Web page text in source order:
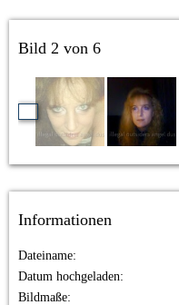
Bild 2 von 6
Informationen
Dateiname
Datum hochgeladen
Bildmaße